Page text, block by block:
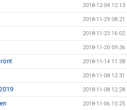
2018-12-04 12:13
2018-11-29 08:21
2018-11-23 16:02
2018-11-20 09:36
2018-11-14 11:38
2018-11-08 12:31
2018-11-08 12:28
2018-11-06 15:25